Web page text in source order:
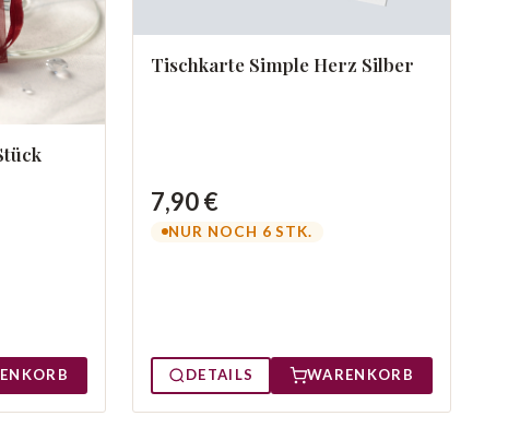
Tischkarte Simple Herz Silber
7,90 €
NUR NOCH 6 STK.
DETAILS WARENKORB